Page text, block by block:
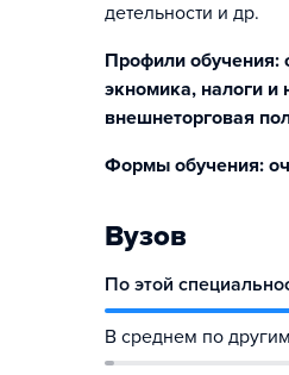
детельности и др.
Профили обучения:
экномика, налоги и
внешнеторговая
Формы обучения:
Вузов
По этой
В среднем по другим